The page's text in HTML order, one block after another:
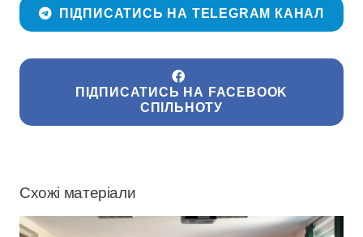
ПІДПИСАТИСЬ НА TELEGRAM КАНАЛ
ПІДПИСАТИСЬ НА FACEBOOK
СПІЛЬНОТУ
Схожі матеріали